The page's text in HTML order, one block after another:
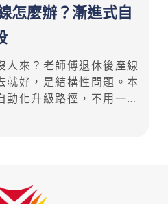
怎麼辦？漸進式自
人來？老師傅退休後產線
就好，是結構性問題。本
動化升級路徑，不用一次